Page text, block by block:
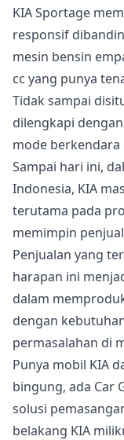
KIA Sportage
responsif
mesin bensin
cc yang punya
Tidak sampai
dilengkapi
mode berkendara
Sampai hari ini,
Indonesia, KIA
terutama pada
memimpin
Penjualan yang
harapan ini
dalam
dengan
permasalahan di
Punya mobil KIA
bingung, ada Car
solusi
belakang KIA